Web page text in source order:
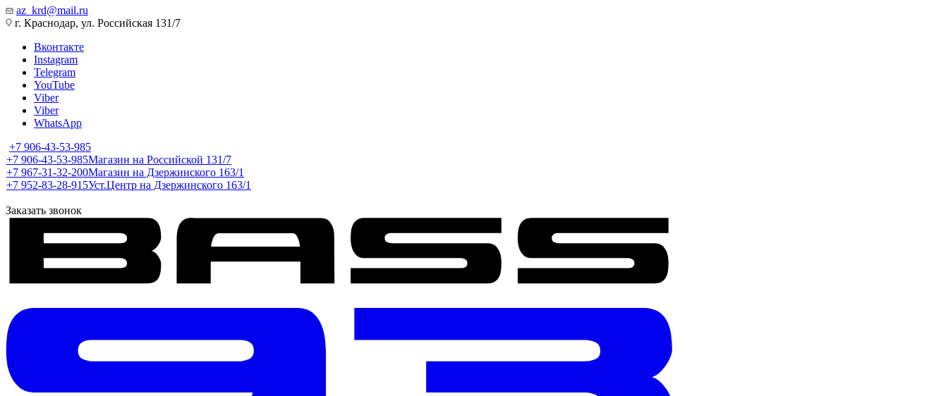
az_krd@mail.ru
г. Краснодар, ул. Российская 131/7
Вконтакте
Instagram
Telegram
YouTube
Viber
Viber
WhatsApp
+7 906-43-53-985
+7 906-43-53-985Магазин на Российской 131/7
+7 967-31-32-200Магазин на Дзержинского 163/1
+7 952-83-28-915Уст.Центр на Дзержинского 163/1
Заказать звонок